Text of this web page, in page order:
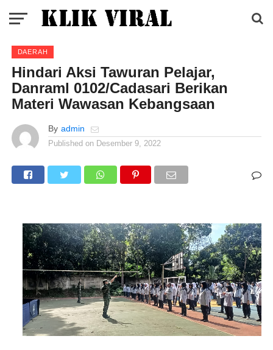
DAERAH
Hindari Aksi Tawuran Pelajar,
Danraml 0102/Cadasari Berikan
Materi Wawasan Kebangsaan
By admin
Published on Desember 9, 2022